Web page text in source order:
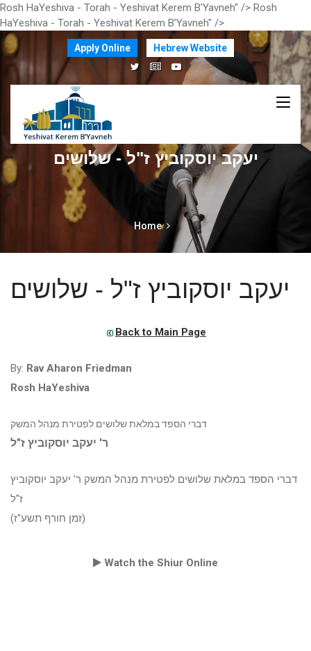
Rosh HaYeshiva - Torah - Yeshivat Kerem B'Yavneh" /> Rosh
HaYeshiva - Torah - Yeshivat Kerem B'Yavneh" />
Apply Online Hebrew Website
יעקב יוסקוביץ ז"ל - שלושים
Home
יעקב יוסקוביץ ז"ל - שלושים
Back to Main Page
By: Rav Aharon Friedman
Rosh HaYeshiva
דברי הספד במלאת שלושים לפטירת מנהל המשק
ר' יעקב יוסקוביץ ז"ל
דברי הספד במלאת שלושים לפטירת מנהל המשק ר' יעקב יוסקוביץ
ז"ל
(זמן חורף תשע"ז)
Watch the Shiur Online